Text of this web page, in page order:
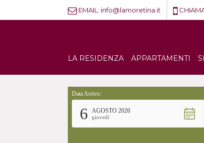
EMAIL: info@lamoretina.it
LA RESIDENZA APPARTAMENTI
Data Arrivo:
6 AGOSTO 2026
giovedì